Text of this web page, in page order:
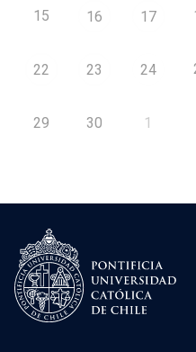
15 16 17
22 23 24
29 30 1